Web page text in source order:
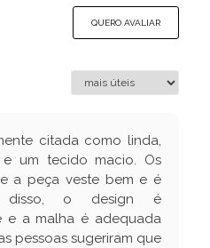
QUERO AVALIAR
citada como linda,
um tecido macio. Os
a peça veste bem e é
disso, o design é
e a malha é adequada
pessoas sugeriram que